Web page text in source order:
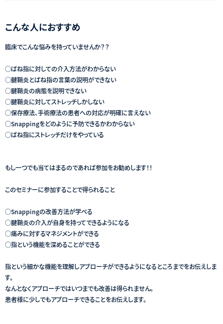
こんな人におすすめ
臨床でこんな悩みを持っていませんか？？
○ばね指に対しての介入方法がわからない
○腱鞘炎とばね指の言葉の説明ができない
○腱鞘炎の病態を説明できない
○腱鞘炎に対してストレッチしかしない
○保存療法、手術療法の患者への対応が明確に言えない
○Snappingをどのように予防できるかわからない
○ばね指にストレッチだけをやっている
もし一つでも当てはまるのであれば参加をお勧めします！！
このセミナーに参加することで得られること
○Snappingの改善方法が学べる
○腱鞘炎の介入が自身を持ってできるようになる
○痛みに対するマネジメントができる
○指という機能を深めることができる
指という細かな機能を理解しアプローチができるようになるところまでをお伝えしま
す。
なんとなくアプローチではいつまでも改善は得られません。
​患者様に少しでもアプローチできることをお伝えします。